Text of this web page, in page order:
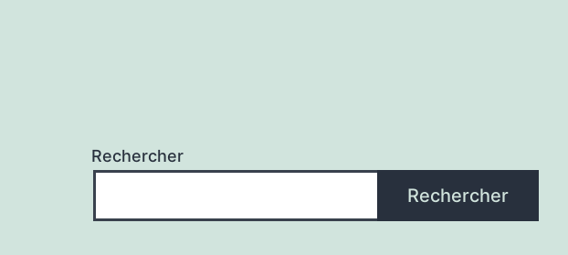
Rechercher
Rechercher